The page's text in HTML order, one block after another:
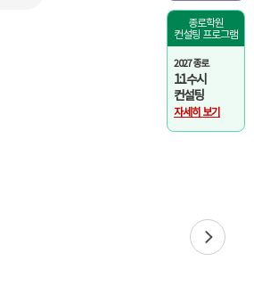
입시급변상황 긴급진단 및 1
종로학원
컨설팅 프로그램
2027 종로
1:1 수시
컨설팅
자세히 보기